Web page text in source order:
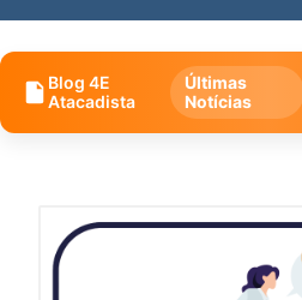
Blog 4E
Atacadista
Últimas
Notícias